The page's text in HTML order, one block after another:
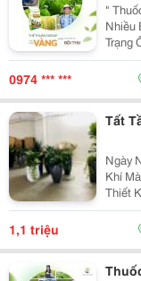
"
Nhiều
Trạng
Nhiều
Các
0974 *** ***
Tất
Ngày
Khí
Thiết
Lên
Hòa,
1,1 triệu